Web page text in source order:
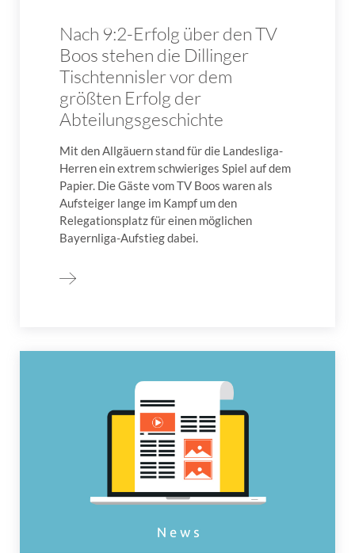
Nach 9:2-Erfolg über den TV
Boos stehen die Dillinger
Tischtennisler vor dem
größten Erfolg der
Abteilungsgeschichte
Mit den Allgäuern stand für die Landesliga-
Herren ein extrem schwieriges Spiel auf dem
Papier. Die Gäste vom TV Boos waren als
Aufsteiger lange im Kampf um den
Relegationsplatz für einen möglichen
Bayernliga-Aufstieg dabei.